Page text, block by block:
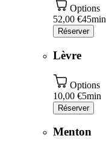
Options
52,00 €45min
Réserver
Lèvre
Options
10,00 €5min
Réserver
Menton